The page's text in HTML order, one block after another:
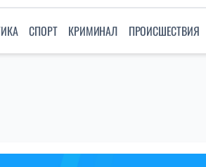
СПОРТ КРИМИНАЛ ПРОИСШЕСТВИЯ